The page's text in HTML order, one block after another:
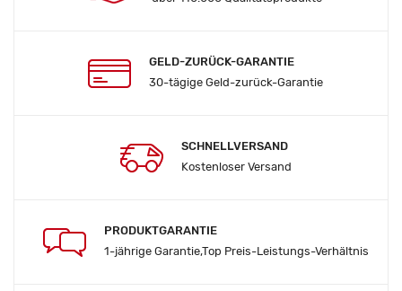
GELD-ZURÜCK-GARANTIE
30-tägige Geld-zurück-Garantie
SCHNELLVERSAND
Kostenloser Versand
PRODUKTGARANTIE
1-jährige Garantie,Top Preis-Leistungs-Verhältnis